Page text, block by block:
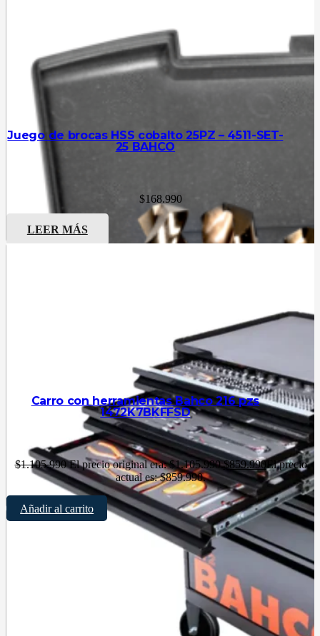
Juego de brocas HSS cobalto 25PZ – 4511-SET-
25 BAHCO
$168.990
LEER MÁS
Carro con herramientas Bahco 216 pzs
1472K7BKFFSD
$1.105.990 El precio original era: $1.105.990.$859.990El precio
actual es: $859.990.
Añadir al carrito